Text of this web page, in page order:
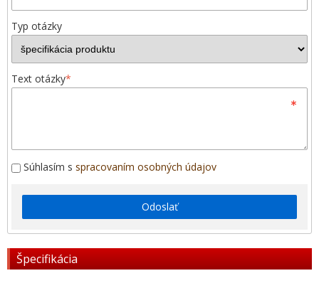
Typ otázky
Text otázky*
Súhlasím s spracovaním osobných údajov
Odoslať
Špecifikácia